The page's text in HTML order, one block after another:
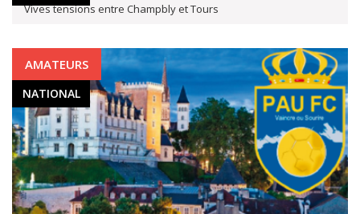
Vives tensions entre Champbly et Tours
AMATEURS
NATIONAL